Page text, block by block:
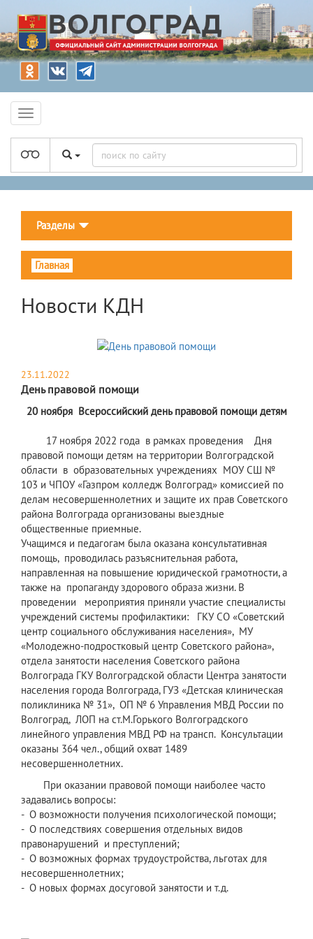
Разделы
Главная
Новости КДН
23.11.2022
День правовой помощи
20 ноября Всероссийский день правовой помощи детям
17 ноября 2022 года в рамках проведения Дня
правовой помощи детям на территории Волгоградской
области в образовательных учреждениях МОУ СШ №
103 и ЧПОУ «Газпром колледж Волгоград» комиссией по
делам несовершеннолетних и защите их прав Советского
района Волгограда организованы выездные
общественные приемные.
Учащимся и педагогам была оказана консультативная
помощь, проводилась разъяснительная работа,
направленная на повышение юридической грамотности, а
также на пропаганду здорового образа жизни. В
проведении мероприятия приняли участие специалисты
учреждений системы профилактики: ГКУ СО «Советский
центр социального обслуживания населения», МУ
«Молодежно-подростковый центр Советского района»,
отдела занятости населения Советского района
Волгограда ГКУ Волгоградской области Центра занятости
населения города Волгограда, ГУЗ «Детская клиническая
поликлиника № 31», ОП № 6 Управления МВД России по
Волгоград, ЛОП на ст.М.Горького Волгоградского
линейного управления МВД РФ на трансп. Консультации
оказаны 364 чел., общий охват 1489
несовершеннолетних.
При оказании правовой помощи наиболее часто
задавались вопросы:
- О возможности получения психологической помощи;
- О последствиях совершения отдельных видов
правонарушений и преступлений;
- О возможных формах трудоустройства, льготах для
несовершеннолетних;
- О новых формах досуговой занятости и т.д.